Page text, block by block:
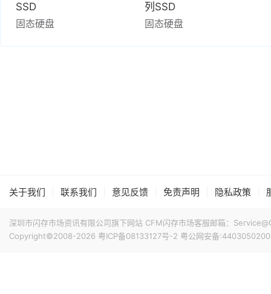
SSD
固态硬盘
列SSD
固态硬盘
关于我们 联系我们 意见反馈 免责声明 隐私政策
深圳市闪存市场资讯有限公司旗下网站 CFM闪存市场客服邮箱：
Copyright©2008-2026 粤ICP备08133127号-2 粤公网安备